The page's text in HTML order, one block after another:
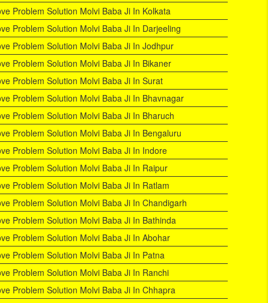
Problem Solution Molvi Baba Ji In Kolkata
Problem Solution Molvi Baba Ji In Darjeeling
Problem Solution Molvi Baba Ji In Jodhpur
Problem Solution Molvi Baba Ji In Bikaner
Problem Solution Molvi Baba Ji In Surat
Problem Solution Molvi Baba Ji In Bhavnagar
Problem Solution Molvi Baba Ji In Bharuch
Problem Solution Molvi Baba Ji In Bengaluru
Problem Solution Molvi Baba Ji In Indore
Problem Solution Molvi Baba Ji In Raipur
Problem Solution Molvi Baba Ji In Ratlam
Problem Solution Molvi Baba Ji In Chandigarh
Problem Solution Molvi Baba Ji In Bathinda
Problem Solution Molvi Baba Ji In Abohar
Problem Solution Molvi Baba Ji In Patna
Problem Solution Molvi Baba Ji In Ranchi
Problem Solution Molvi Baba Ji In Chhapra